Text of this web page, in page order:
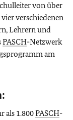
von über
verschiedenen
Lehrern und
PASCH-Netzwerk
am
als 1.800PASCH-